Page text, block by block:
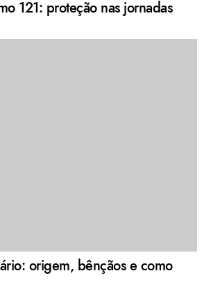
121: proteção nas jornadas
origem, bênçãos e como